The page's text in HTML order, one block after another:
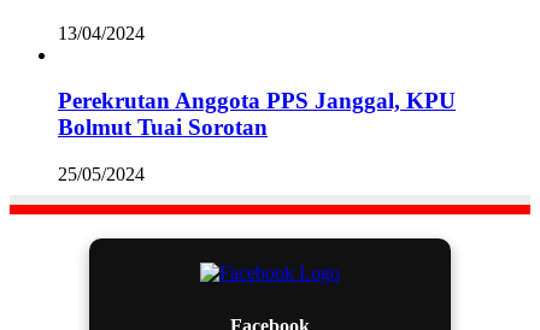
13/04/2024
Perekrutan Anggota PPS Janggal, KPU
Bolmut Tuai Sorotan
25/05/2024
Facebook